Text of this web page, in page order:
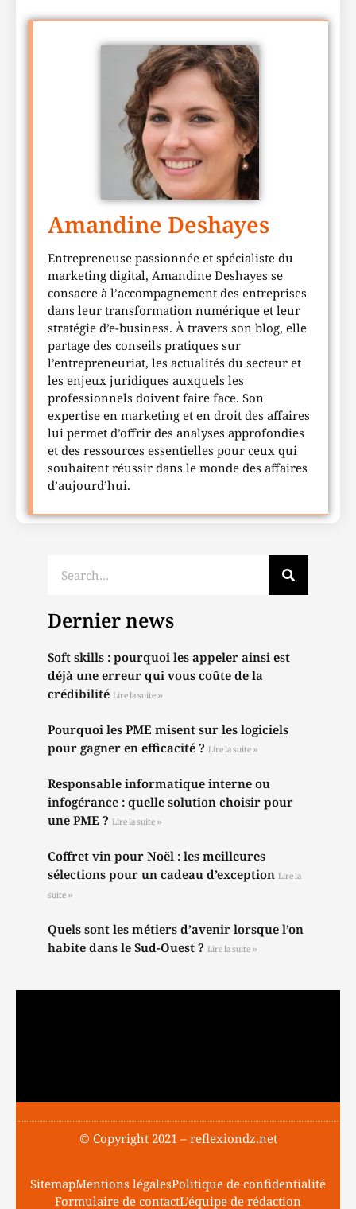
Amandine Deshayes
Entrepreneuse passionnée et spécialiste du
marketing digital, Amandine Deshayes se
consacre à l’accompagnement des entreprises
dans leur transformation numérique et leur
stratégie d’e-business. À travers son blog, elle
partage des conseils pratiques sur
l’entrepreneuriat, les actualités du secteur et
les enjeux juridiques auxquels les
professionnels doivent faire face. Son
expertise en marketing et en droit des affaires
lui permet d’offrir des analyses approfondies
et des ressources essentielles pour ceux qui
souhaitent réussir dans le monde des affaires
d’aujourd’hui.
Dernier news
Soft skills : pourquoi les appeler ainsi est
déjà une erreur qui vous coûte de la
crédibilité Lire la suite »
Pourquoi les PME misent sur les logiciels
pour gagner en efficacité ? Lire la suite »
Responsable informatique interne ou
infogérance : quelle solution choisir pour
une PME ? Lire la suite »
Coffret vin pour Noël : les meilleures
sélections pour un cadeau d’exception Lire la
suite »
Quels sont les métiers d’avenir lorsque l’on
habite dans le Sud-Ouest ? Lire la suite »
© Copyright 2021 – reflexiondz.net
SitemapMentions légalesPolitique de confidentialité
Formulaire de contactL’équipe de rédaction